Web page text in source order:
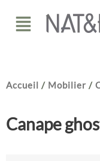
contenu
Menu
Accueil / Mobilier /
Canape